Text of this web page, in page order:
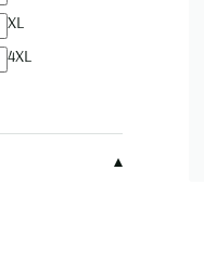
XL
4XL